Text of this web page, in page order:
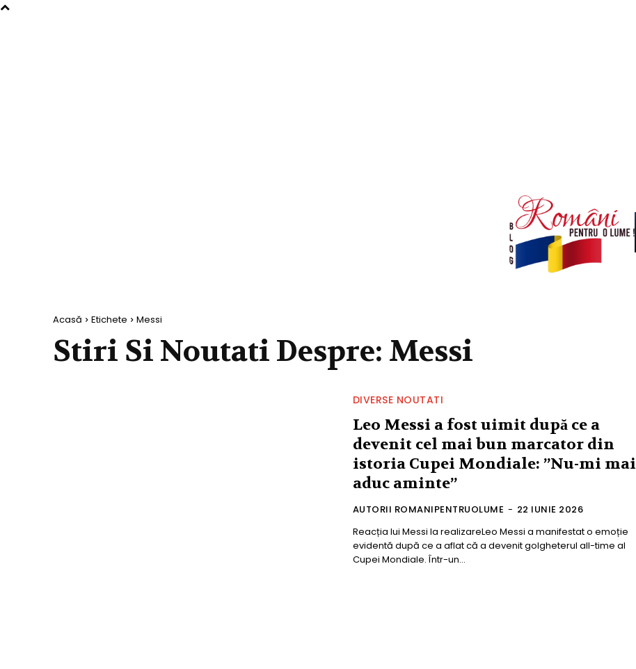
Acasă Etichete Messi
Stiri Si Noutati Despre: Messi
DIVERSE NOUTATI
Leo Messi a fost uimit după ce a
devenit cel mai bun marcator din
istoria Cupei Mondiale: ”Nu-mi mai
aduc aminte”
AUTORII ROMANIPENTRUOLUME - 22 IUNIE 2026
Reacția lui Messi la realizareLeo Messi a manifestat o emoție
evidentă după ce a aflat că a devenit golgheterul all-time al
Cupei Mondiale. Într-un...